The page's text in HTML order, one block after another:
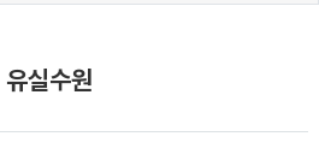
유실수원